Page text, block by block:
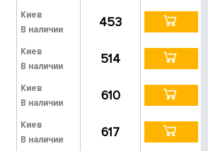
Киев
В наличии
453
Киев
В наличии
514
Киев
В наличии
610
Киев
В наличии
617